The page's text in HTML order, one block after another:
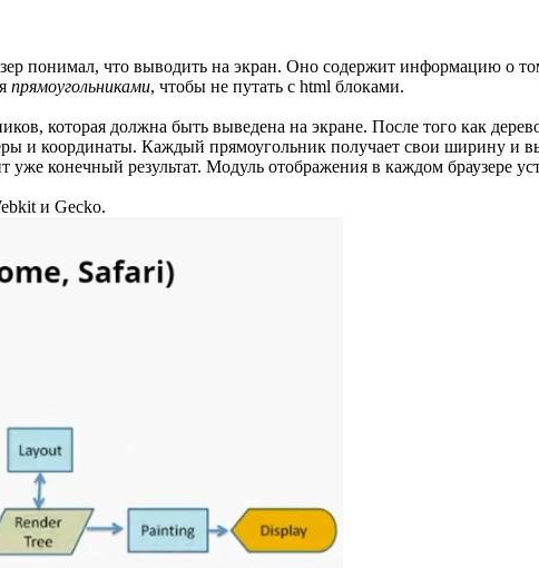
понимал, что выводить на экран. Оно содержит информацию о
прямоугольниками, чтобы не путать с html блоками.
которая должна быть выведена на экране. После того как
и координаты. Каждый прямоугольник получает свои ширину и
уже конечный результат. Модуль отображения в каждом браузере
и Gecko.